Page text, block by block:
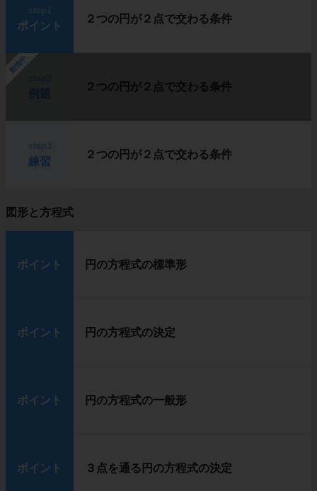
ポイント
２つの円が２点で交わる条件
勉強中
２つの円が２点で交わる条件
練習
２つの円が２点で交わる条件
図形と方程式
ポイント 円の方程式の標準形
ポイント 円の方程式の決定
ポイント 円の方程式の一般形
ポイント ３点を通る円の方程式の決定